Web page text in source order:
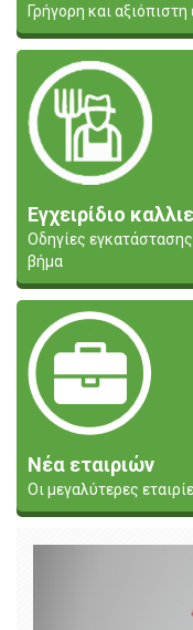
Γρήγορη και
Εγχειρίδιο
Οδηγίες
βήμα
Νέα εταιριών
Οι μεγαλύτερες